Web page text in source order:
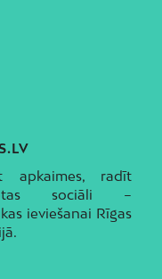
apkaimes, radīt
sociāli –
ieviešanai Rīgas